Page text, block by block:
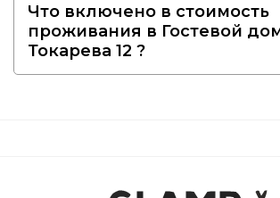
Что включено в стоимость
проживания в Гостевой
Токарева 12 ?